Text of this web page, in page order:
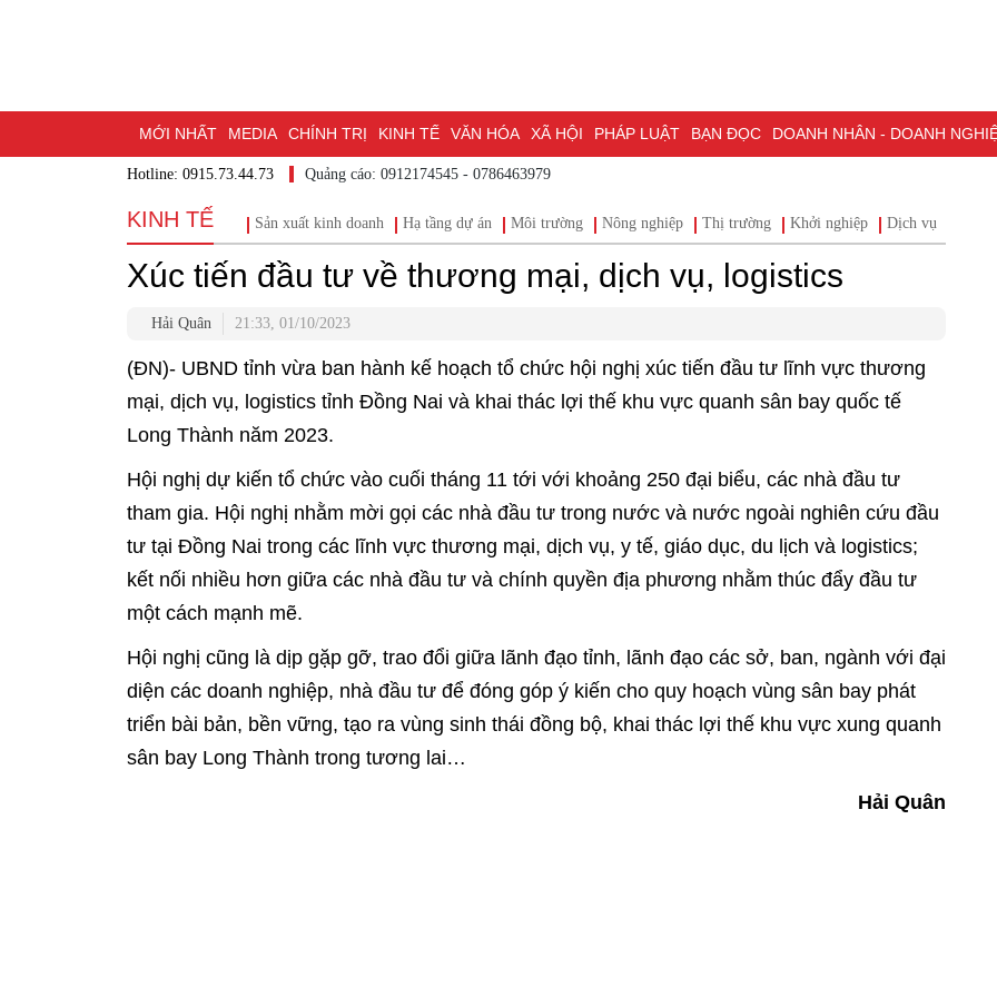
MỚI NHẤT MEDIA CHÍNH TRỊ KINH TẾ VĂN HÓA XÃ HỘI PHÁP LUẬT BẠN ĐỌC DOANH NHÂN - DOANH NGHIỆP
DU LỊCH - ẨM THỰC CHUYỂN ĐỔI SỐ THỂ THAO ĐỒNG NAI & NGHỊ QUYẾT 57
BẠN CẦN BIẾT CHẠM 95 - KHÁM PHÁ ĐỒNG NAI ĐẠI HỘI ĐẠI BIỂU TOÀN QUỐC LẦN THỨ XIV CỦA ĐẢNG ĐỢT THI ĐUA
NHỊP CẦU NHÂN ÁI THÀNH PHỐ ĐỒNG NAI
Hotline: 0915.73.44.73 Quảng cáo: 0912174545 - 0786463979
KINH TẾ
Sản xuất kinh doanh Hạ tầng dự án Môi trường Nông nghiệp Thị trường Khởi nghiệp Dịch vụ
Xúc tiến đầu tư về thương mại, dịch vụ, logistics
Hải Quân 21:33, 01/10/2023
(ĐN)- UBND tỉnh vừa ban hành kế hoạch tổ chức hội nghị xúc tiến đầu tư lĩnh vực thương
mại, dịch vụ, logistics tỉnh Đồng Nai và khai thác lợi thế khu vực quanh sân bay quốc tế
Long Thành năm 2023.
Hội nghị dự kiến tổ chức vào cuối tháng 11 tới với khoảng 250 đại biểu, các nhà đầu tư
tham gia. Hội nghị nhằm mời gọi các nhà đầu tư trong nước và nước ngoài nghiên cứu đầu
tư tại Đồng Nai trong các lĩnh vực thương mại, dịch vụ, y tế, giáo dục, du lịch và logistics;
kết nối nhiều hơn giữa các nhà đầu tư và chính quyền địa phương nhằm thúc đẩy đầu tư
một cách mạnh mẽ.
Hội nghị cũng là dịp gặp gỡ, trao đổi giữa lãnh đạo tỉnh, lãnh đạo các sở, ban, ngành với đại
diện các doanh nghiệp, nhà đầu tư để đóng góp ý kiến cho quy hoạch vùng sân bay phát
triển bài bản, bền vững, tạo ra vùng sinh thái đồng bộ, khai thác lợi thế khu vực xung quanh
sân bay Long Thành trong tương lai…
Hải Quân